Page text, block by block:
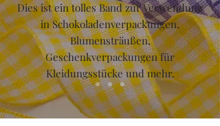
Dies ist ein tolles Band zur Verwendung
in Schokoladenverpackungen,
Blumensträußen,
Geschenkverpackungen für
Kleidungsstücke und mehr.